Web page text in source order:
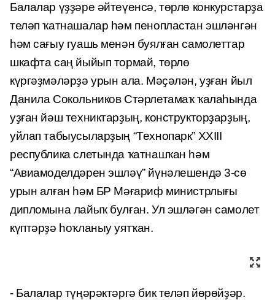
Балалар үҙҙәре әйтеүенсә, төрлө конкурстарҙа
теләп ҡатнашалар һәм пенопластан эшләнгән
һәм сағыу гуашь менән буялған самолеттар
шкафта саң йыйып тормай, төрлө
күргәҙмәләрҙә урын ала. Мәҫәлән, уҙған йыл
Данила Сокольников Стәрлетамаҡ ҡалаһында
уҙған йәш техниктарҙың, конструкторҙарҙың,
уйлап табыусыларҙың “Технопарк” XXIII
республика слетында ҡатнашҡан һәм
“Авиамоделдәрен эшләү” йүнәлешендә 3-сө
урын алған һәм БР Мәғариф министрлығы
дипломына лайыҡ булған. Ул эшләгән самолет
күптәрҙә һоҡланыу уятҡан.
- Балалар түңәрәктәргә бик теләп йөрөйҙәр.